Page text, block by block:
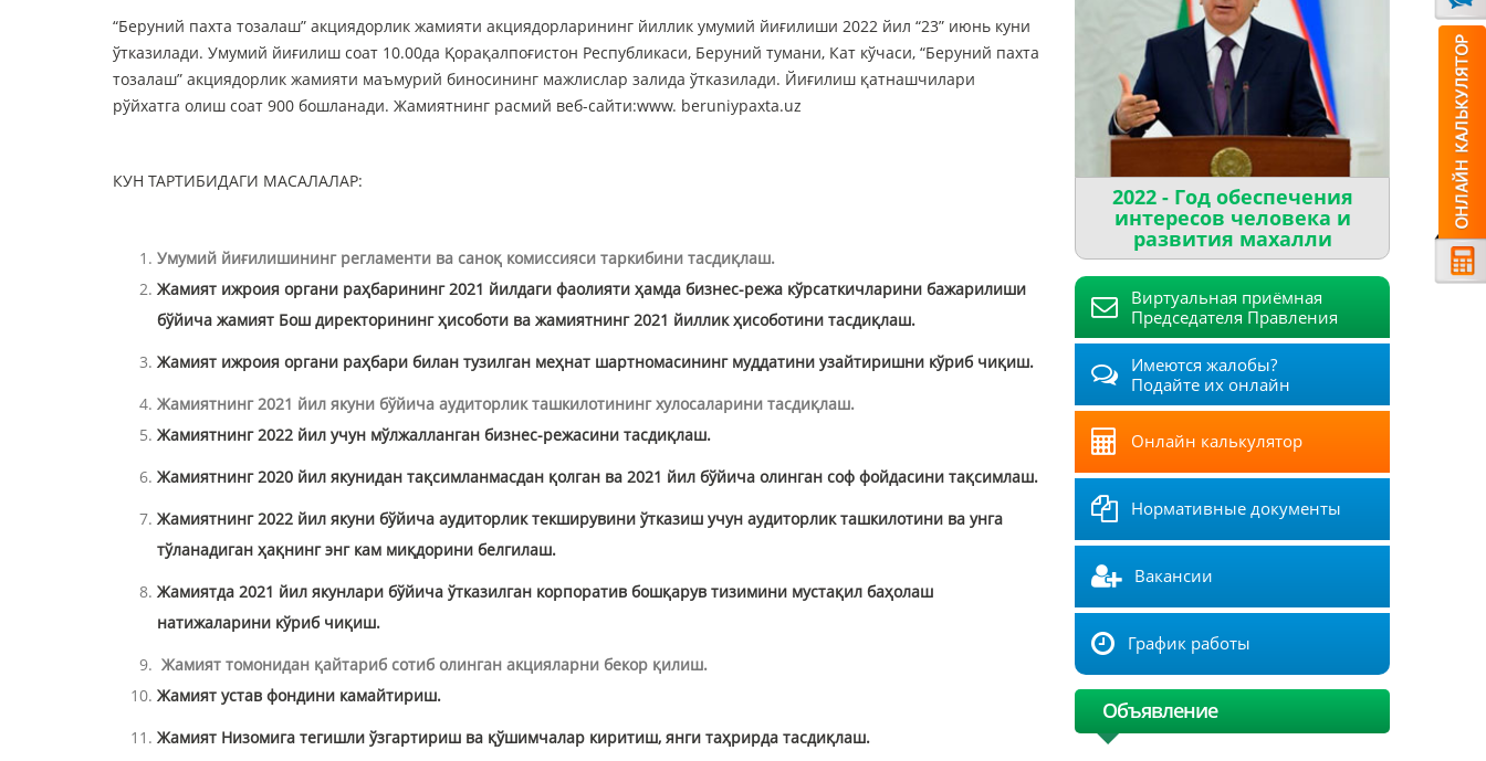
“Беруний пахта тозалаш” акциядорлик жамияти акциядорларининг йиллик умумий йиғилиши 2022 йил “23” июнь куни
ўтказилади. Умумий йиғилиш соат 10.00да Қорақалпоғистон Республикаси, Беруний тумани, Кат кўчаси, “Беруний пахта
тозалаш” акциядорлик жамияти маъмурий биносининг мажлислар залида ўтказилади. Йиғилиш қатнашчилари
рўйхатга олиш соат 900 бошланади. Жамиятнинг расмий веб-сайти:www. beruniypaxta.uz
КУН ТАРТИБИДАГИ МАСАЛАЛАР:
Умумий йиғилишининг регламенти ва саноқ комиссияси таркибини тасдиқлаш.
Жамият ижроия органи раҳбарининг 2021 йилдаги фаолияти ҳамда бизнес-режа кўрсаткичларини бажарилиши
бўйича жамият Бош директорининг ҳисоботи ва жамиятнинг 2021 йиллик ҳисоботини тасдиқлаш.
Жамият ижроия органи раҳбари билан тузилган меҳнат шартномасининг муддатини узайтиришни кўриб чиқиш.
Жамиятнинг 2021 йил якуни бўйича аудиторлик ташкилотининг хулосаларини тасдиқлаш.
Жамиятнинг 2022 йил учун мўлжалланган бизнес-режасини тасдиқлаш.
Жамиятнинг 2020 йил якунидан тақсимланмасдан қолган ва 2021 йил бўйича олинган соф фойдасини тақсимлаш.
Жамиятнинг 2022 йил якуни бўйича аудиторлик текширувини ўтказиш учун аудиторлик ташкилотини ва унга
тўланадиган ҳақнинг энг кам миқдорини белгилаш.
Жамиятда 2021 йил якунлари бўйича ўтказилган корпоратив бошқарув тизимини мустақил баҳолаш
натижаларини кўриб чиқиш.
Жамият томонидан қайтариб сотиб олинган акцияларни бекор қилиш.
Жамият устав фондини камайтириш.
Жамият Низомига тегишли ўзгартириш ва қўшимчалар киритиш, янги таҳрирда тасдиқлаш.
2022 - Год обеспечения
интересов человека и
развития махалли
Виртуальная приёмная
Председателя Правления
Имеются жалобы?
Подайте их онлайн
Онлайн калькулятор
Нормативные документы
Вакансии
График работы
Объявление